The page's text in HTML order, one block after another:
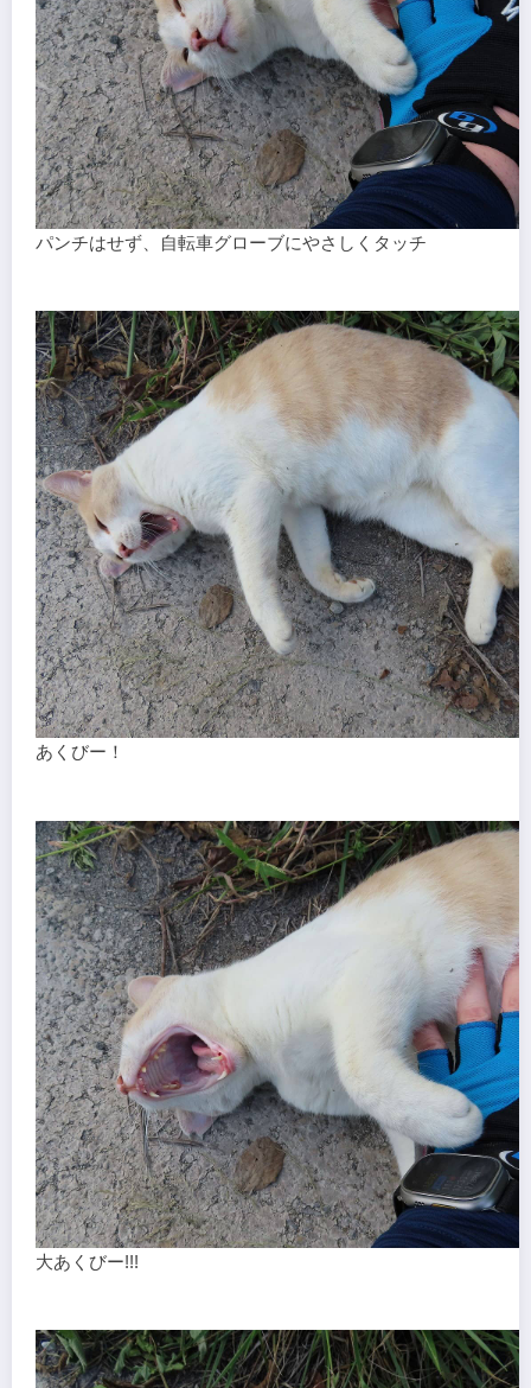
パンチはせず、自転車グローブにやさしくタッチ
あくびー！
大あくびー!!!